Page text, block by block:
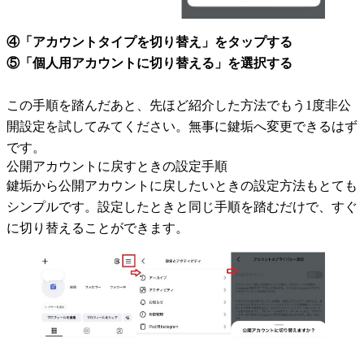
④「アカウントタイプを切り替え」をタップする
⑤「個人用アカウントに切り替える」を選択する
この手順を踏んだあと、先ほど紹介した方法でもう1度非公
開設定を試してみてください。無事に鍵垢へ変更できるはず
です。
公開アカウントに戻すときの設定手順
鍵垢から公開アカウントに戻したいときの設定方法もとても
シンプルです。設定したときと同じ手順を踏むだけで、すぐ
に切り替えることができます。